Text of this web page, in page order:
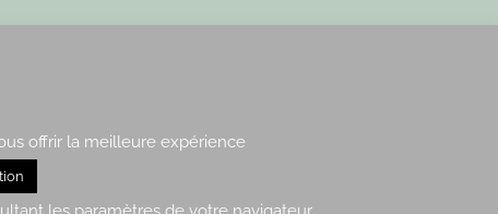
Paris : 15, rue de Vaugirard
Rennes : 21, quai Lamennais
offrir la meilleure expérience